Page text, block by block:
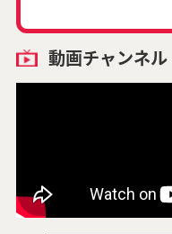
動画チャンネル